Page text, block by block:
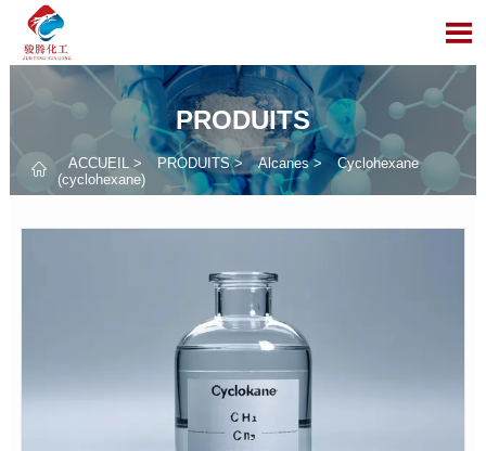

PRODUITS
 ACCUEIL > PRODUITS> Alcanes>
Cyclohexane
(cyclohexane)